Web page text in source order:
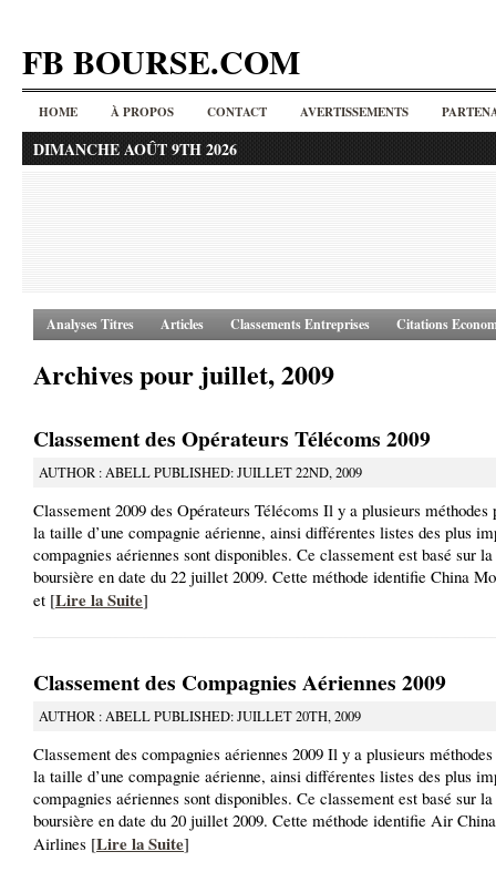
FB BOURSE.COM
HOME À PROPOS CONTACT AVERTISSEMENTS
DIMANCHE AOÛT 9TH 2026
Analyses Titres Articles Classements Entreprises Citations
Archives pour juillet, 2009
Classement des Opérateurs Télécoms 2009
AUTHOR : ABELL PUBLISHED: JUILLET 22ND, 2009
Classement 2009 des Opérateurs Télécoms Il y a plusieurs méthodes
la taille d’une compagnie aérienne, ainsi différentes listes des plus
compagnies aériennes sont disponibles. Ce classement est basé sur
boursière en date du 22 juillet 2009. Cette méthode identifie China
et [Lire la Suite]
Classement des Compagnies Aériennes 2009
AUTHOR : ABELL PUBLISHED: JUILLET 20TH, 2009
Classement des compagnies aériennes 2009 Il y a plusieurs
la taille d’une compagnie aérienne, ainsi différentes listes des plus
compagnies aériennes sont disponibles. Ce classement est basé sur
boursière en date du 20 juillet 2009. Cette méthode identifie Air
Airlines [Lire la Suite]